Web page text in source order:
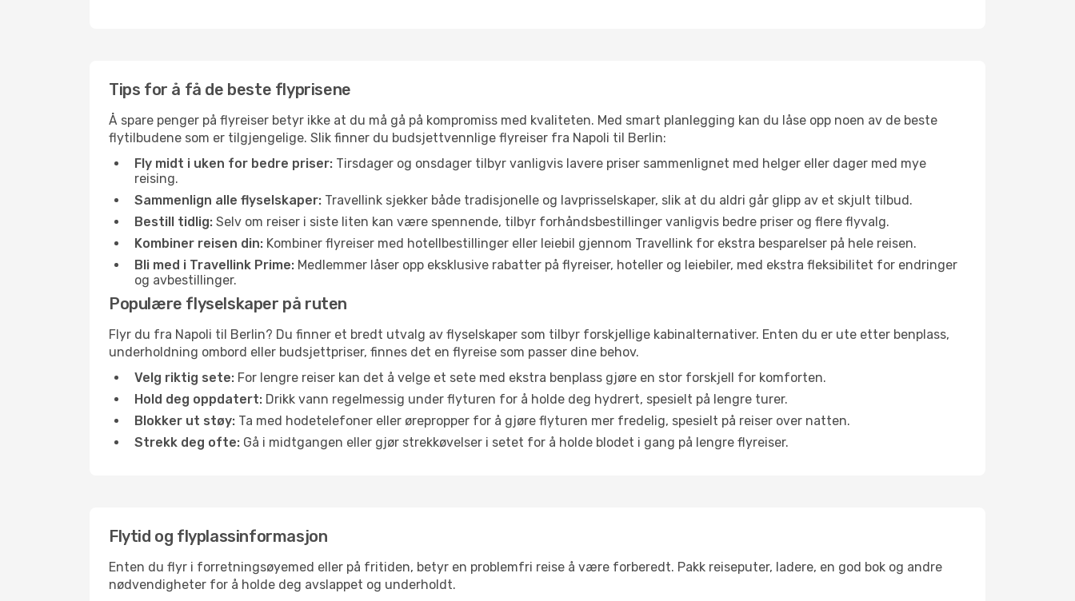
Tips for å få de beste flyprisene
Å spare penger på flyreiser betyr ikke at du må gå på kompromiss med kvaliteten. Med smart planlegging kan du låse opp noen av de beste
flytilbudene som er tilgjengelige. Slik finner du budsjettvennlige flyreiser fra Napoli til Berlin:
Fly midt i uken for bedre priser: Tirsdager og onsdager tilbyr vanligvis lavere priser sammenlignet med helger eller dager med mye
reising.
Sammenlign alle flyselskaper: Travellink sjekker både tradisjonelle og lavprisselskaper, slik at du aldri går glipp av et skjult tilbud.
Bestill tidlig: Selv om reiser i siste liten kan være spennende, tilbyr forhåndsbestillinger vanligvis bedre priser og flere flyvalg.
Kombiner reisen din: Kombiner flyreiser med hotellbestillinger eller leiebil gjennom Travellink for ekstra besparelser på hele reisen.
Bli med i Travellink Prime: Medlemmer låser opp eksklusive rabatter på flyreiser, hoteller og leiebiler, med ekstra fleksibilitet for endringer
og avbestillinger.
Populære flyselskaper på ruten
Flyr du fra Napoli til Berlin? Du finner et bredt utvalg av flyselskaper som tilbyr forskjellige kabinalternativer. Enten du er ute etter benplass,
underholdning ombord eller budsjettpriser, finnes det en flyreise som passer dine behov.
Velg riktig sete: For lengre reiser kan det å velge et sete med ekstra benplass gjøre en stor forskjell for komforten.
Hold deg oppdatert: Drikk vann regelmessig under flyturen for å holde deg hydrert, spesielt på lengre turer.
Blokker ut støy: Ta med hodetelefoner eller ørepropper for å gjøre flyturen mer fredelig, spesielt på reiser over natten.
Strekk deg ofte: Gå i midtgangen eller gjør strekkøvelser i setet for å holde blodet i gang på lengre flyreiser.
Flytid og flyplassinformasjon
Enten du flyr i forretningsøyemed eller på fritiden, betyr en problemfri reise å være forberedt. Pakk reiseputer, ladere, en god bok og andre
nødvendigheter for å holde deg avslappet og underholdt.